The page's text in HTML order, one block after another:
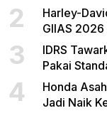
2
Harley-
GIIAS 2026
3
IDRS
Pakai
4
Honda
Jadi Naik